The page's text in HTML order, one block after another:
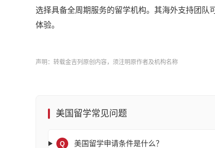
选择具备全周期服务的留学机构。其海外支持团
体验。
声明：转载金吉列原创内容，须注明原作者及机构名称
美国留学常见问题
Q 美国留学申请条件是什么？